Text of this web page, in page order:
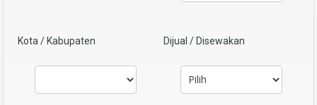
Kota / Kabupaten Dijual / Disewakan